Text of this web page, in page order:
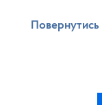
Повернутись